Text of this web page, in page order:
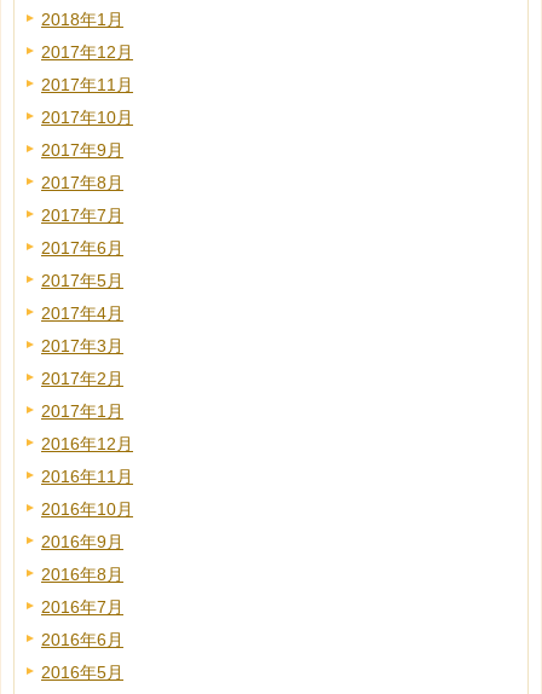
2018年1月
2017年12月
2017年11月
2017年10月
2017年9月
2017年8月
2017年7月
2017年6月
2017年5月
2017年4月
2017年3月
2017年2月
2017年1月
2016年12月
2016年11月
2016年10月
2016年9月
2016年8月
2016年7月
2016年6月
2016年5月